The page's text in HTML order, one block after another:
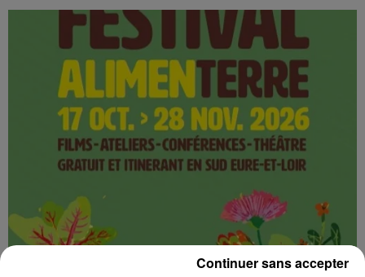
Continuer sans accepter